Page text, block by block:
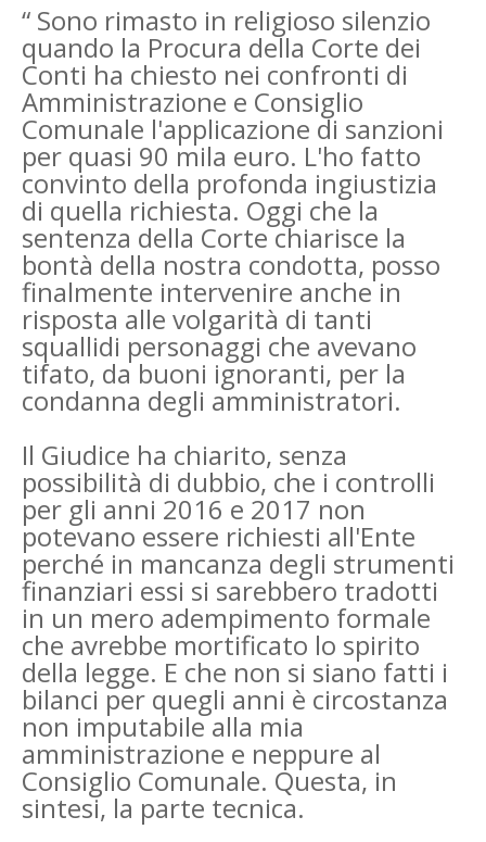
“ Sono rimasto in religioso silenzio
quando la Procura della Corte dei
Conti ha chiesto nei confronti di
Amministrazione e Consiglio
Comunale l'applicazione di sanzioni
per quasi 90 mila euro. L'ho fatto
convinto della profonda ingiustizia
di quella richiesta. Oggi che la
sentenza della Corte chiarisce la
bontà della nostra condotta, posso
finalmente intervenire anche in
risposta alle volgarità di tanti
squallidi personaggi che avevano
tifato, da buoni ignoranti, per la
condanna degli amministratori.
Il Giudice ha chiarito, senza
possibilità di dubbio, che i controlli
per gli anni 2016 e 2017 non
potevano essere richiesti all'Ente
perché in mancanza degli strumenti
finanziari essi si sarebbero tradotti
in un mero adempimento formale
che avrebbe mortificato lo spirito
della legge. E che non si siano fatti i
bilanci per quegli anni è circostanza
non imputabile alla mia
amministrazione e neppure al
Consiglio Comunale. Questa, in
sintesi, la parte tecnica.